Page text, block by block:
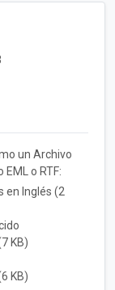
un Archivo
o RTF:
en Inglés (2
KB)
KB)